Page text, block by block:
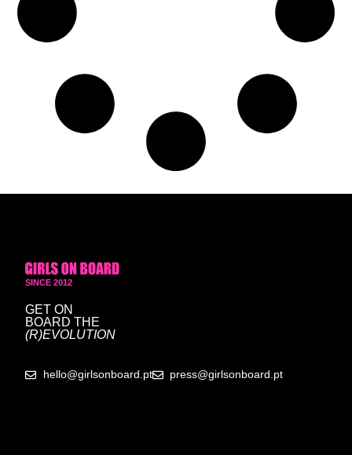
SINCE 2012
GET ON
BOARD THE
(R)EVOLUTION
hello@girlsonboard.pt press@girlsonboard.pt